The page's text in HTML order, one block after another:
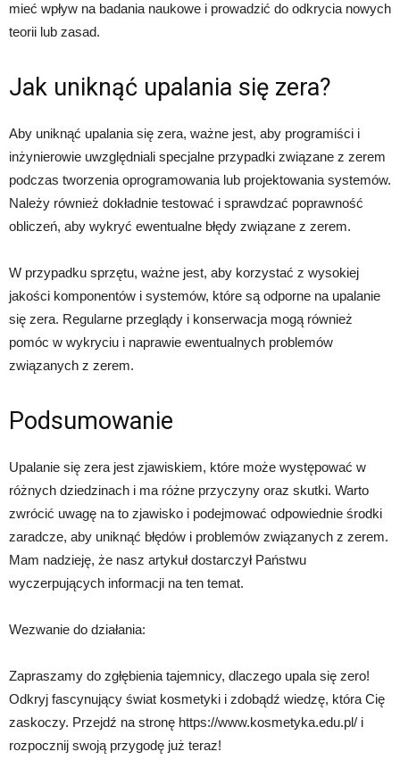
mieć wpływ na badania naukowe i prowadzić do odkrycia nowych
teorii lub zasad.
Jak uniknąć upalania się zera?
Aby uniknąć upalania się zera, ważne jest, aby programiści i
inżynierowie uwzględniali specjalne przypadki związane z zerem
podczas tworzenia oprogramowania lub projektowania systemów.
Należy również dokładnie testować i sprawdzać poprawność
obliczeń, aby wykryć ewentualne błędy związane z zerem.
W przypadku sprzętu, ważne jest, aby korzystać z wysokiej
jakości komponentów i systemów, które są odporne na upalanie
się zera. Regularne przeglądy i konserwacja mogą również
pomóc w wykryciu i naprawie ewentualnych problemów
związanych z zerem.
Podsumowanie
Upalanie się zera jest zjawiskiem, które może występować w
różnych dziedzinach i ma różne przyczyny oraz skutki. Warto
zwrócić uwagę na to zjawisko i podejmować odpowiednie środki
zaradcze, aby uniknąć błędów i problemów związanych z zerem.
Mam nadzieję, że nasz artykuł dostarczył Państwu
wyczerpujących informacji na ten temat.
Wezwanie do działania:
Zapraszamy do zgłębienia tajemnicy, dlaczego upala się zero!
Odkryj fascynujący świat kosmetyki i zdobądź wiedzę, która Cię
zaskoczy. Przejdź na stronę https://www.kosmetyka.edu.pl/ i
rozpocznij swoją przygodę już teraz!